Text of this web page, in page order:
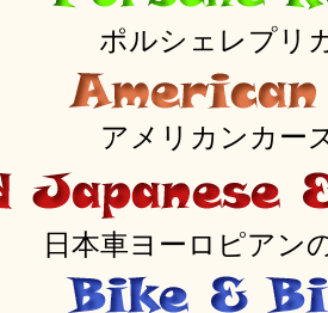
ポルシェレプリ
アメリカンカー
日本車ヨーロピアン